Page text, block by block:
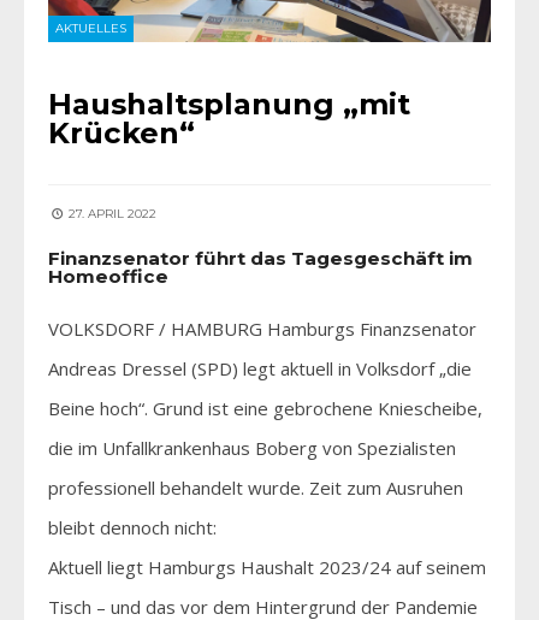
AKTUELLES
Haushaltsplanung „mit
Krücken“
27. APRIL 2022
Finanzsenator führt das Tagesgeschäft im
Homeoffice
VOLKSDORF / HAMBURG Hamburgs Finanzsenator
Andreas Dressel (SPD) legt aktuell in Volksdorf „die
Beine hoch“. Grund ist eine gebrochene Kniescheibe,
die im Unfallkrankenhaus Boberg von Spezialisten
professionell behandelt wurde. Zeit zum Ausruhen
bleibt dennoch nicht:
Aktuell liegt Hamburgs Haushalt 2023/24 auf seinem
Tisch – und das vor dem Hintergrund der Pandemie